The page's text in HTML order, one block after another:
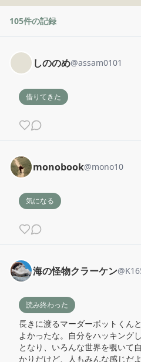
105件の記録
しののめ@assam0101
借りてきた
monobook@mono10
気になる
海の怪物クラーケン@
読み終わった
長きに渡るマーダーボットくん
よかったな。自分をハッキング
となり、いろんな世界を覗いて
かりだけど、人もみんな感じだ